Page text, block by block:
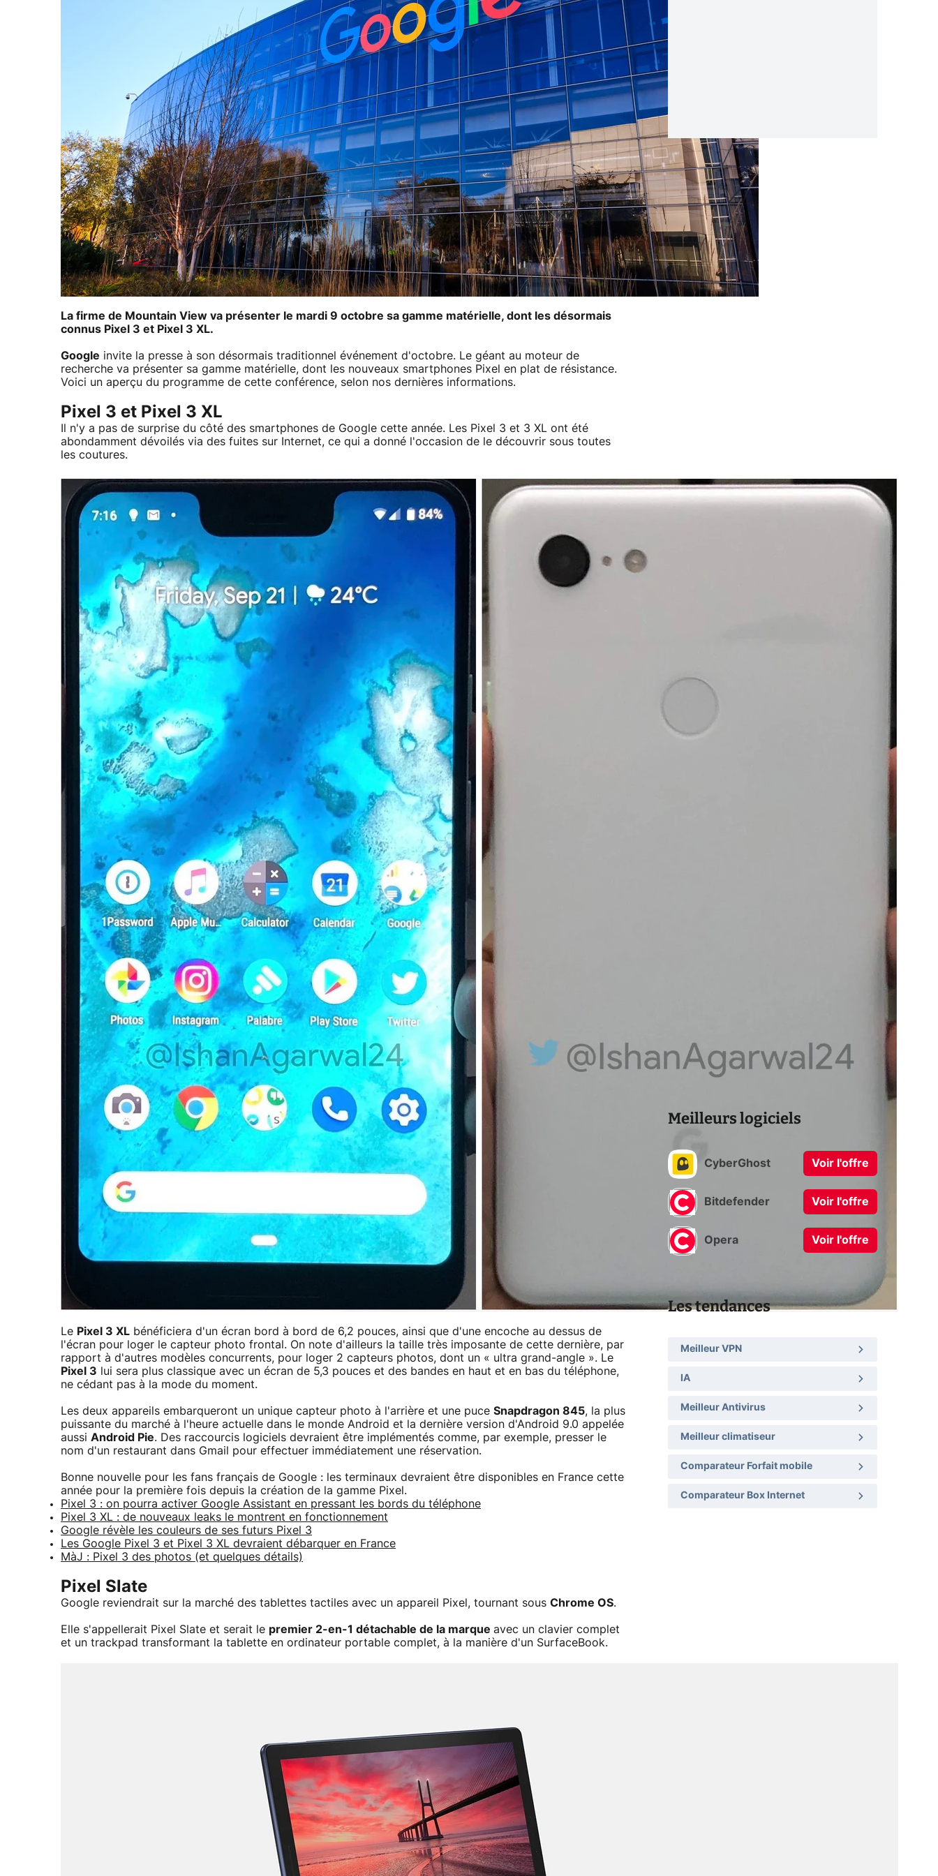
La firme de Mountain View va présenter le mardi 9 octobre sa gamme matérielle, dont les désormais
connus Pixel 3 et Pixel 3 XL.
Google invite la presse à son désormais traditionnel événement d'octobre. Le géant au moteur de
recherche va présenter sa gamme matérielle, dont les nouveaux smartphones Pixel en plat de résistance.
Voici un aperçu du programme de cette conférence, selon nos dernières informations.
Pixel 3 et Pixel 3 XL
Il n'y a pas de surprise du côté des smartphones de Google cette année. Les Pixel 3 et 3 XL ont été
abondamment dévoilés via des fuites sur Internet, ce qui a donné l'occasion de le découvrir sous toutes
les coutures.
Le Pixel 3 XL bénéficiera d'un écran bord à bord de 6,2 pouces, ainsi que d'une encoche au dessus de
l'écran pour loger le capteur photo frontal. On note d'ailleurs la taille très imposante de cette dernière, par
rapport à d'autres modèles concurrents, pour loger 2 capteurs photos, dont un « ultra grand-angle ». Le
Pixel 3 lui sera plus classique avec un écran de 5,3 pouces et des bandes en haut et en bas du téléphone,
ne cédant pas à la mode du moment.
Les deux appareils embarqueront un unique capteur photo à l'arrière et une puce Snapdragon 845, la plus
puissante du marché à l'heure actuelle dans le monde Android et la dernière version d'Android 9.0 appelée
aussi Android Pie. Des raccourcis logiciels devraient être implémentés comme, par exemple, presser le
nom d'un restaurant dans Gmail pour effectuer immédiatement une réservation.
Bonne nouvelle pour les fans français de Google : les terminaux devraient être disponibles en France cette
année pour la première fois depuis la création de la gamme Pixel.
Pixel 3 : on pourra activer Google Assistant en pressant les bords du téléphone
Pixel 3 XL : de nouveaux leaks le montrent en fonctionnement
Google révèle les couleurs de ses futurs Pixel 3
Les Google Pixel 3 et Pixel 3 XL devraient débarquer en France
MàJ : Pixel 3 des photos (et quelques détails)
Pixel Slate
Google reviendrait sur la marché des tablettes tactiles avec un appareil Pixel, tournant sous Chrome OS.
Elle s'appellerait Pixel Slate et serait le premier 2-en-1 détachable de la marque avec un clavier complet
et un trackpad transformant la tablette en ordinateur portable complet, à la manière d'un SurfaceBook.
Meilleurs logiciels
CyberGhost Voir l'offre
Bitdefender Voir l'offre
Opera Voir l'offre
Les tendances
Meilleur VPN
IA
Meilleur Antivirus
Meilleur climatiseur
Comparateur Forfait mobile
Comparateur Box Internet